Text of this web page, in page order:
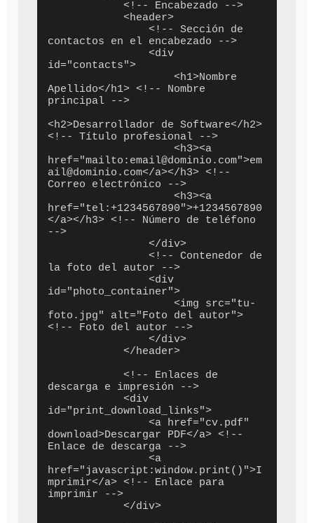
            <!-- Encabezado -->
            <header>
                <!-- Sección de
contactos en el encabezado -->
                <div
id="contacts">
                    <h1>Nombre
Apellido</h1> <!-- Nombre
principal -->
<h2>Desarrollador de Software</h2>
<!-- Título profesional -->
                    <h3><a
href="mailto:email@dominio.com">em
ail@dominio.com</a></h3> <!--
Correo electrónico -->
                    <h3><a
href="tel:+1234567890">+1234567890
</a></h3> <!-- Número de teléfono
-->
                </div>
                <!-- Contenedor de
la foto del autor -->
                <div
id="photo_container">
                    <img src="tu-
foto.jpg" alt="Foto del autor">
<!-- Foto del autor -->
                </div>
            </header>
            <!-- Enlaces de
descarga e impresión -->
            <div
id="print_download_links">
                <a href="cv.pdf"
download>Descargar PDF</a> <!--
Enlace de descarga -->
                <a
href="javascript:window.print()">I
mprimir</a> <!-- Enlace para
imprimir -->
            </div>